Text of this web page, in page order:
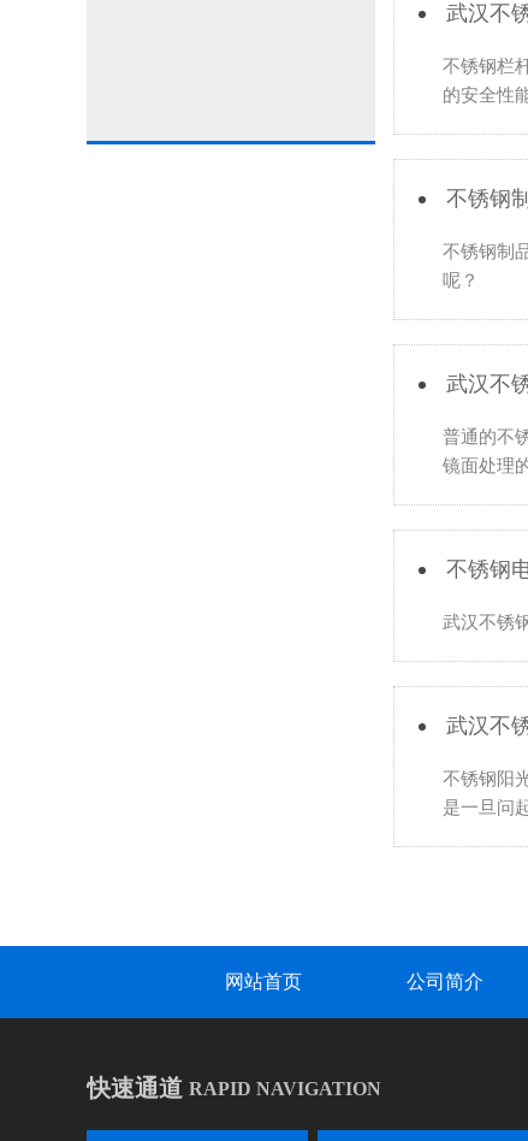
武汉不
不锈钢栏
的安全性
不锈钢
不锈钢制
呢？
武汉不
普通的不
镜面处理
不锈钢
武汉不锈
武汉不
不锈钢阳
是一旦问
网站首页 公司简介
快速通道 RAPID NAVIGATION